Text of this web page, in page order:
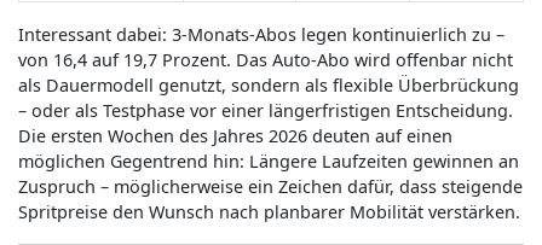
Interessant dabei: 3-Monats-Abos legen kontinuierlich zu –
von 16,4 auf 19,7 Prozent. Das Auto-Abo wird offenbar nicht
als Dauermodell genutzt, sondern als flexible Überbrückung
– oder als Testphase vor einer längerfristigen Entscheidung.
Die ersten Wochen des Jahres 2026 deuten auf einen
möglichen Gegentrend hin: Längere Laufzeiten gewinnen an
Zuspruch – möglicherweise ein Zeichen dafür, dass steigende
Spritpreise den Wunsch nach planbarer Mobilität verstärken.